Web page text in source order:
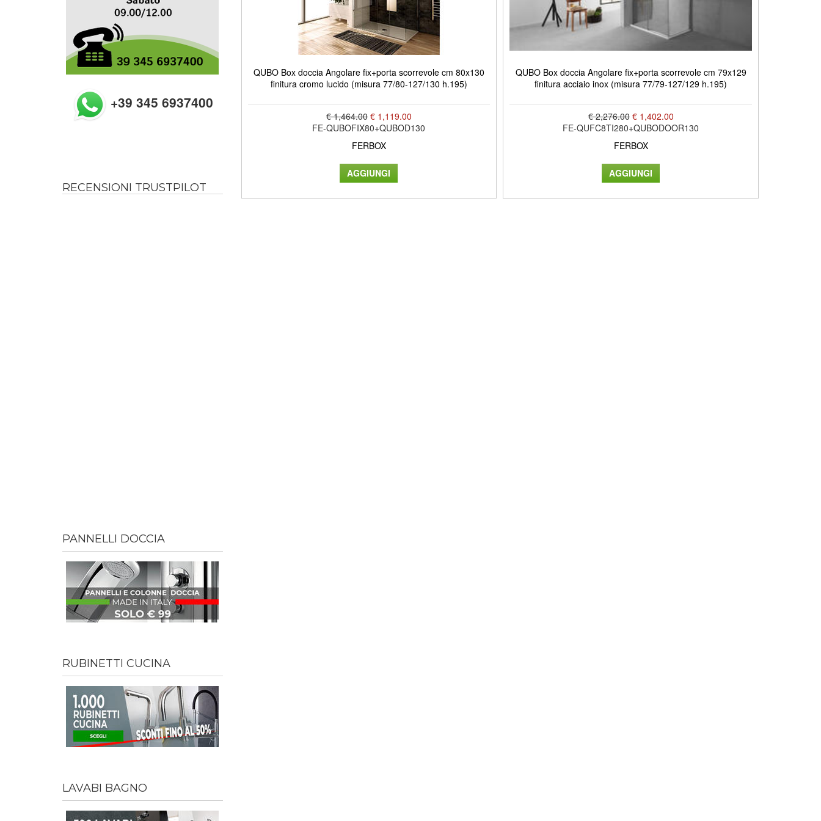
+39 345 6937400
RECENSIONI TRUSTPILOT
PANNELLI DOCCIA
RUBINETTI CUCINA
LAVABI BAGNO
QUBO Box doccia Angolare fix+porta scorrevole cm 80x130
finitura cromo lucido (misura 77/80-127/130 h.195)
€ 1,464.00 € 1,119.00
FE-QUBOFIX80+QUBOD130
FERBOX
QUBO Box doccia Angolare fix+porta scorrevole cm 79x129
finitura acciaio inox (misura 77/79-127/129 h.195)
€ 2,276.00 € 1,402.00
FE-QUFC8TI280+QUBODOOR130
FERBOX